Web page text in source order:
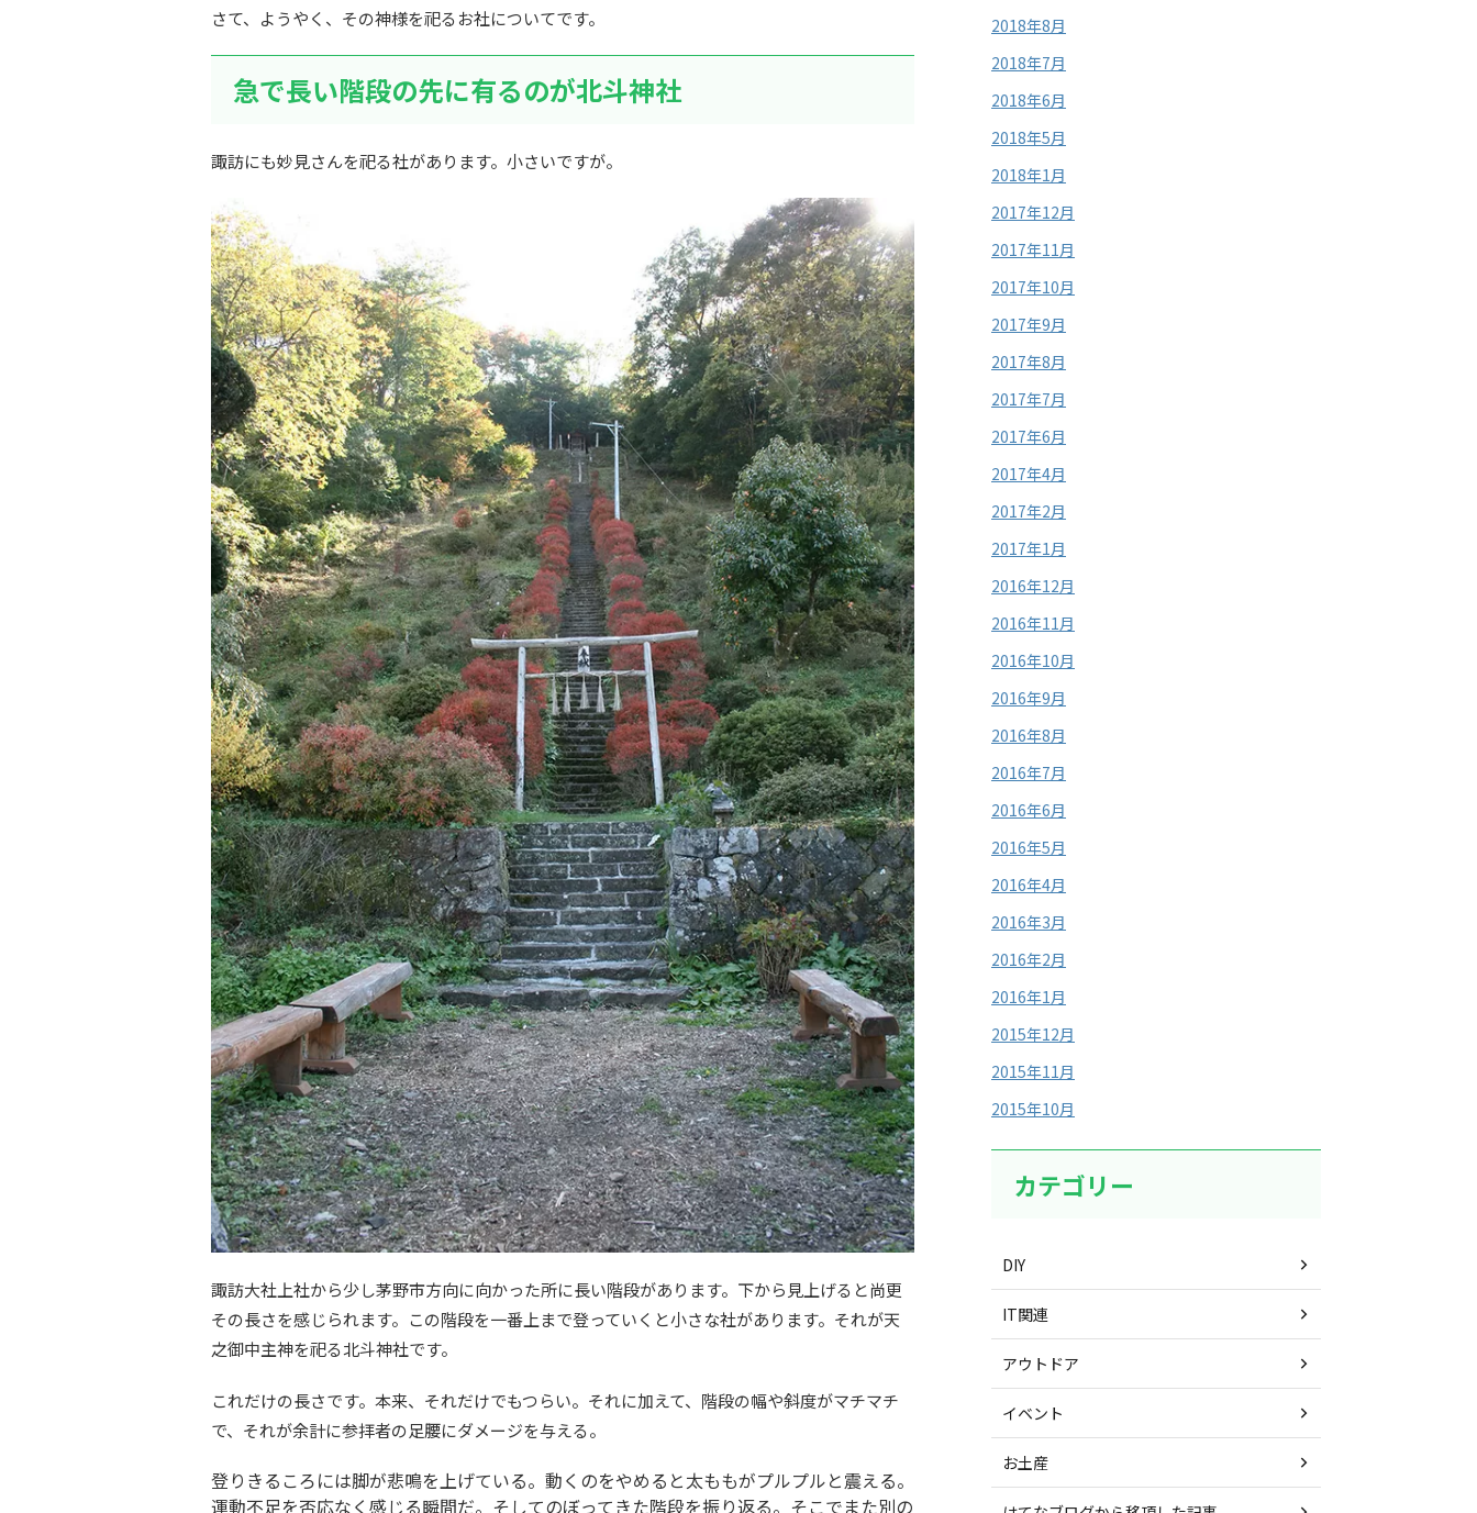
さて、ようやく、その神様を祀るお社についてです。
急で長い階段の先に有るのが北斗神社
諏訪にも妙見さんを祀る社があります。小さいですが。
諏訪大社上社から少し茅野市方向に向かった所に長い階段があります。下から見上げると尚更
その長さを感じられます。この階段を一番上まで登っていくと小さな社があります。それが天
之御中主神を祀る北斗神社です。
これだけの長さです。本来、それだけでもつらい。それに加えて、階段の幅や斜度がマチマチ
で、それが余計に参拝者の足腰にダメージを与える。
登りきるころには脚が悲鳴を上げている。動くのをやめると太ももがプルプルと震える。
運動不足を否応なく感じる瞬間だ。そしてのぼってきた階段を振り返る。そこでまた別の
2018年8月
2018年7月
2018年6月
2018年5月
2018年1月
2017年12月
2017年11月
2017年10月
2017年9月
2017年8月
2017年7月
2017年6月
2017年4月
2017年2月
2017年1月
2016年12月
2016年11月
2016年10月
2016年9月
2016年8月
2016年7月
2016年6月
2016年5月
2016年4月
2016年3月
2016年2月
2016年1月
2015年12月
2015年11月
2015年10月
カテゴリー
DIY
IT関連
アウトドア
イベント
お土産